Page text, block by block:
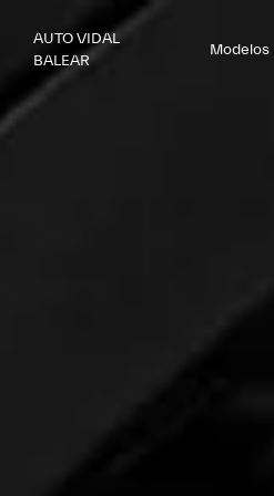
AUTO VIDAL
BALEAR
Modelos